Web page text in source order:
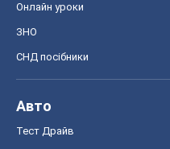
Онлайн уроки
ЗНО
СНД посібники
Авто
Тест Драйв